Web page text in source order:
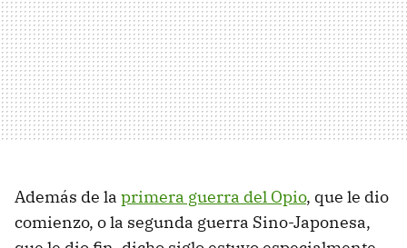
Además de la primera guerra del Opio, que le dio
comienzo, o la segunda guerra Sino-Japonesa,